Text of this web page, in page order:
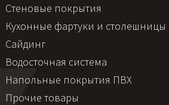
Стеновые покрытия
Кухонные фартуки и столешницы
Сайдинг
Водосточная система
Напольные покрытия ПВХ
Прочие товары